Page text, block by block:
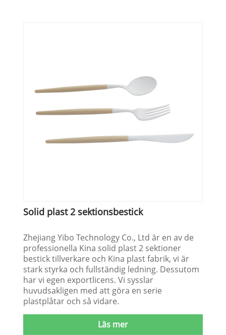
Solid plast 2 sektionsbestick
Zhejiang Yibo Technology Co., Ltd är en av de
professionella Kina solid plast 2 sektioner
bestick tillverkare och Kina plast fabrik, vi är
stark styrka och fullständig ledning. Dessutom
har vi egen exportlicens. Vi sysslar
huvudsakligen med att göra en serie
plastplåtar och så vidare.
Läs mer